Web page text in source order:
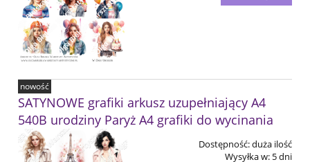
SATYNOWE grafiki arkusz uzupełniający A4
540B urodziny Paryż A4 grafiki do wycinania
Dostępność:duża ilość
Wysyłka w: 5 dni
nowość